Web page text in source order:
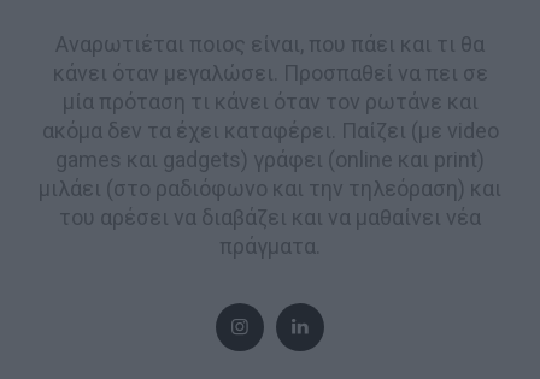
Αναρωτιέται ποιος είναι, που πάει και τι θα
κάνει όταν μεγαλώσει. Προσπαθεί να πει σε
μία πρόταση τι κάνει όταν τον ρωτάνε και
ακόμα δεν τα έχει καταφέρει. Παίζει (με video
games και gadgets) γράφει (online και print)
μιλάει (στο ραδιόφωνο και την τηλεόραση) και
του αρέσει να διαβάζει και να μαθαίνει νέα
πράγματα.